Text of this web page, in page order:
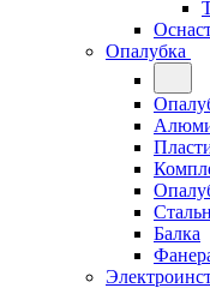
Опалубка
Балка